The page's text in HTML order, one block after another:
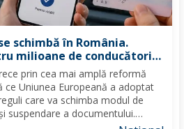
schimbă în România.
milioane de conducători
prin cea mai amplă reformă
ce Uniunea Europeană a adoptat
care va schimba modul de
suspendare a documentului.